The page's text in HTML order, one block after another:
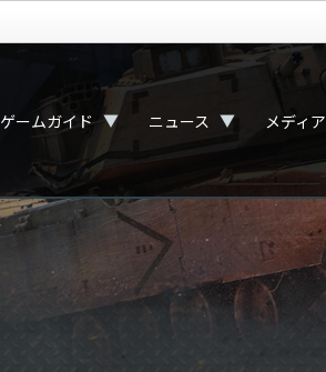
ゲームガイド ▼ ニュース ▼ メディア